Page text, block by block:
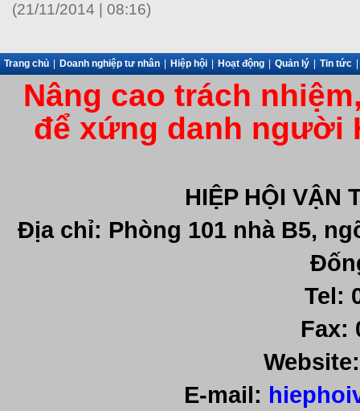
(21/11/2014 | 08:16)
Trang chủ Doanh nghiệp tư nhân Hiệp hội Hoạt động Quản lý Tin tức
Nâng cao trách
để xứng danh người
HIỆP HỘI VẬN
Địa chỉ: Phòng 101 nhà B5,
Tel:
Fax:
E-mail: